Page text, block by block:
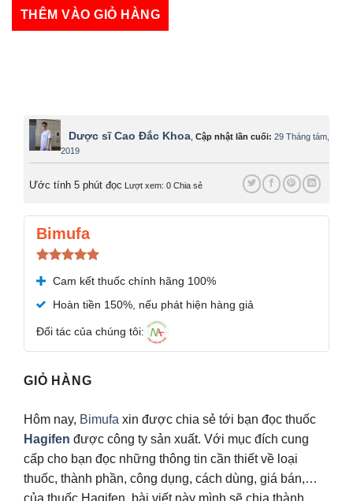
THÊM VÀO GIỎ HÀNG
Dược sĩ Cao Đắc Khoa Cập nhật lần cuối: 29 Tháng tám,
2019
Ước tính 5 phút đọc Lượt xem: 0 Chia sẻ
Bimufa
hạng5.00
5 sao
Cam kết thuốc chính hãng 100%
Hoàn tiền 150%, nếu phát hiện hàng giả
Đối tác của chúng tôi:
GIỎ HÀNG
Hôm nay, Bimufa xin được chia sẻ tới bạn đọc thuốc
Hagifen được công ty sản xuất. Với mục đích cung
cấp cho bạn đọc những thông tin cần thiết về loại
thuốc, thành phần, công dụng, cách dùng, giá bán,…
của thuốc Hagifen, bài viết này mình sẽ chia thành